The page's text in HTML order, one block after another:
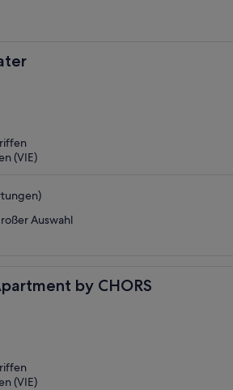
(VIE)
Auswahl
by CHORS
(VIE)